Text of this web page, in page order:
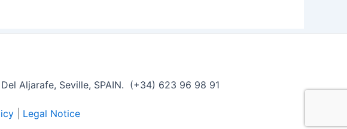
Aljarafe, Seville, SPAIN. (+34) 623 96 98 91
| Legal Notice